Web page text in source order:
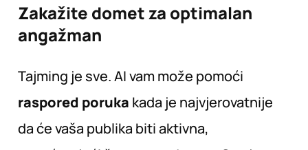
Zakažite domet za optimalan
angažman
Tajming je sve. AI vam može pomoći
raspored poruka kada je najvjerovatnije
da će vaša publika biti aktivna,